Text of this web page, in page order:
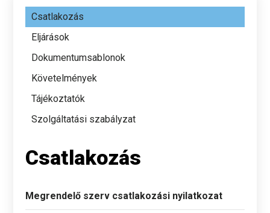
Csatlakozás
Eljárások
Dokumentumsablonok
Követelmények
Tájékoztatók
Szolgáltatási szabályzat
Csatlakozás
Megrendelő szerv csatlakozási nyilatkozat